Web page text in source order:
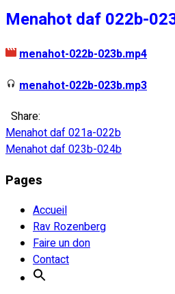
Menahot daf 022b-
menahot-022b-023b.mp4
menahot-022b-023b.mp3
Share:
Navigation
de
l’article
Menahot daf 021a-022b
Menahot daf 023b-024b
Pages
Accueil
Rav Rozenberg
Faire un don
Contact